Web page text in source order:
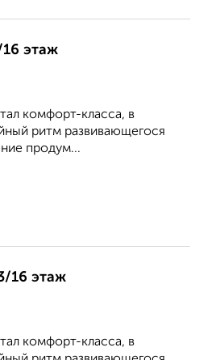
этаж
комфорт-класса, в
ритм развивающегося
продум...
16 этаж
комфорт-класса, в